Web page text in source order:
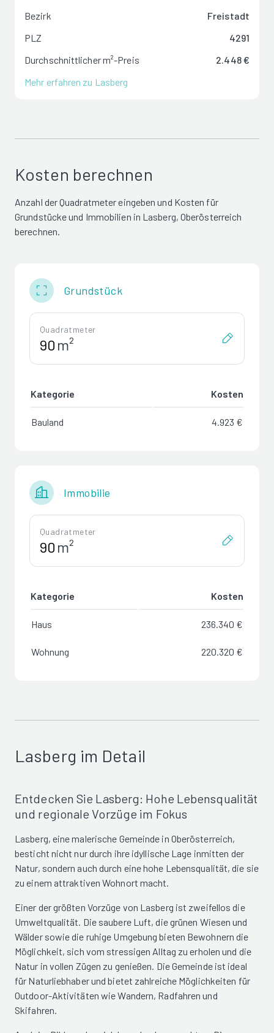
Bezirk
Freistadt
PLZ
4291
Durchschnittlicher m²-Preis
2.448 €
Mehr erfahren zu Lasberg
Kosten berechnen
Anzahl der Quadratmeter eingeben und Kosten für
Grundstücke und Immobilien in Lasberg, Oberösterreich
berechnen.
Grundstück
Quadratmeter
m²
Kategorie Kosten
Bauland 4.923 €
Immobilie
Quadratmeter
m²
Kategorie Kosten
Haus 236.340 €
Wohnung 220.320 €
Lasberg im Detail
Entdecken Sie Lasberg: Hohe Lebensqualität
und regionale Vorzüge im Fokus
Lasberg, eine malerische Gemeinde in Oberösterreich,
besticht nicht nur durch ihre idyllische Lage inmitten der
Natur, sondern auch durch eine hohe Lebensqualität, die sie
zu einem attraktiven Wohnort macht.
Einer der größten Vorzüge von Lasberg ist zweifellos die
Umweltqualität. Die saubere Luft, die grünen Wiesen und
Wälder sowie die ruhige Umgebung bieten Bewohnern die
Möglichkeit, sich vom stressigen Alltag zu erholen und die
Natur in vollen Zügen zu genießen. Die Gemeinde ist ideal
für Naturliebhaber und bietet zahlreiche Möglichkeiten für
Outdoor-Aktivitäten wie Wandern, Radfahren und
Skifahren.